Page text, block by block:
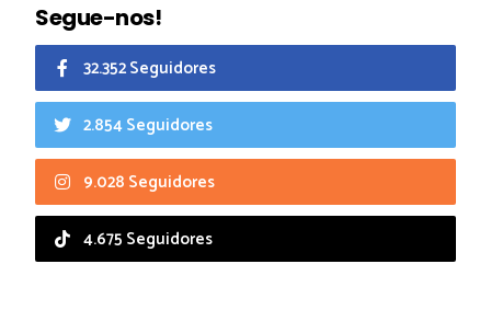
Segue-nos!
32.352 Seguidores
2.854 Seguidores
9.028 Seguidores
4.675 Seguidores